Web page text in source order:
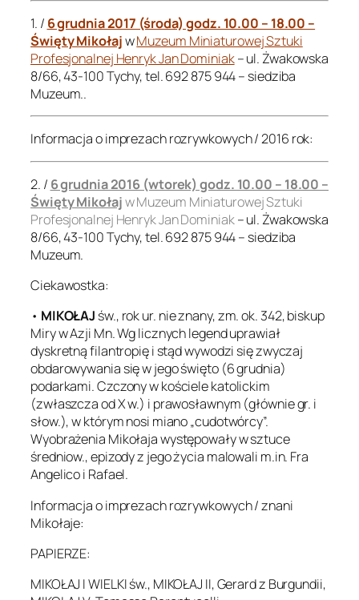
1. / 6 grudnia 2017 (środa) godz. 10.00 – 18.00 –
Święty MikołajwMuzeum Miniaturowej Sztuki
Profesjonalnej Henryk Jan Dominiak– ul. Żwakowska
8/66, 43-100 Tychy, tel. 692 875 944 – siedziba
Muzeum..
Informacja o imprezach rozrywkowych / 2016 rok:
2. / 6 grudnia 2016 (wtorek) godz. 10.00 – 18.00 –
Święty Mikołajw Muzeum Miniaturowej Sztuki
Profesjonalnej Henryk Jan Dominiak– ul. Żwakowska
8/66, 43-100 Tychy, tel. 692 875 944 – siedziba
Muzeum.
Ciekawostka:
• MIKOŁAJ św., rok ur. nie znany, zm. ok. 342, biskup
Miry w Azji Mn. Wg licznych legend uprawiał
dyskretną filantropię i stąd wywodzi się zwyczaj
obdarowywania się w jego święto (6 grudnia)
podarkami. Czczony w kościele katolickim
(zwłaszcza od X w.) i prawosławnym (głównie gr. i
słow.), w którym nosi miano „cudotwórcy”.
Wyobrażenia Mikołaja występowały w sztuce
średniow., epizody z jego życia malowali m.in. Fra
Angelico i Rafael.
Informacja o imprezach rozrywkowych / znani
Mikołaje:
PAPIERZE:
MIKOŁAJ I WIELKI św., MIKOŁAJ II, Gerard z Burgundii,